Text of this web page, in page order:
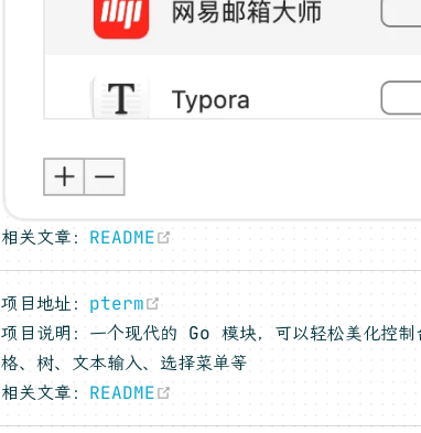
相关文章： README
项目地址： pterm
项目说明：一个现代的 Go 模块，可以轻松美化控制
格、树、文本输入、选择菜单等
相关文章： README